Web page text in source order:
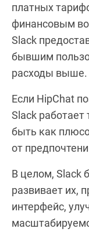
платных
финансовым
Slack
бывшим
расходы выше.
Если HipChat
Slack
быть как
от
В целом, Slack
развивает их,
интерфейс,